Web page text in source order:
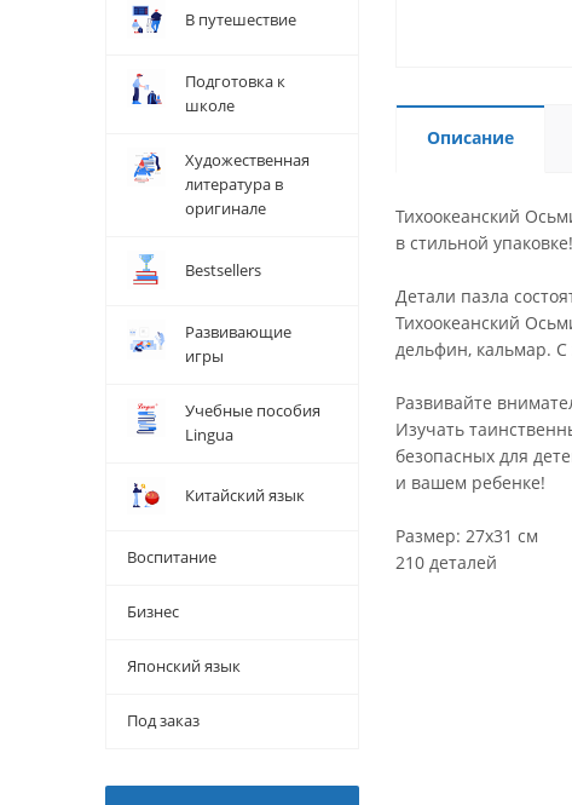
Описание
Тихоокеанский
в стильной упаковке!
Детали пазла
Тихоокеанский
дельфин, кальмар.
Развивайте
Изучать
безопасных для
и вашем ребенке!
Размер: 27х31 см
210 деталей
В путешествие
Подготовка к
школе
Художественная
литература в
оригинале
Bestsellers
Развивающие
игры
Учебные пособия
Lingua
Китайский язык
Воспитание
Бизнес
Японский язык
Под заказ